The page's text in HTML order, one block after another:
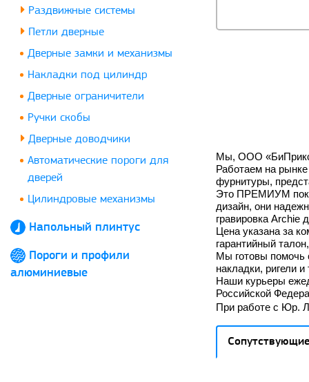
Раздвижные системы
Петли дверные
Дверные замки и механизмы
Накладки под цилиндр
Дверные ограничители
Ручки скобы
Дверные доводчики
Автоматические пороги для
дверей
Цилиндровые механизмы
Напольный плинтус
Пороги и профили
алюминиевые
Мы, ООО
Работаем на
фурнитуры,
Это ПРЕМИУМ
дизайн, они
гравировкаArchie
Цена указана за
гарантийный
Мы готовы помочь
накладки, ригели
Наши курьеры
Российской
При работе с Юр.